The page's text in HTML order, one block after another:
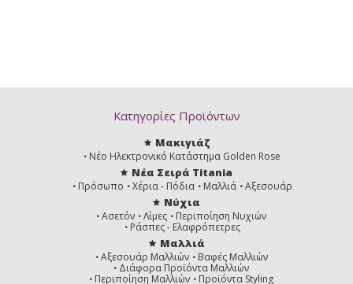
Κατηγορίες Προϊόντων
Μακιγιάζ
Νέο Ηλεκτρονικό Κατάστημα Golden Rose
Νέα Σειρά Titania
Πρόσωπο Χέρια - Πόδια Μαλλιά Αξεσουάρ
Νύχια
Ασετόν Λίμες
Περιποίηση Νυχιών
Ράσπες - Ελαφρόπετρες
Μαλλιά
Αξεσουάρ Μαλλιών
Βαφές Μαλλιών
Διάφορα Προϊόντα Μαλλιών
Περιποίηση Μαλλιών
Προϊόντα Styling